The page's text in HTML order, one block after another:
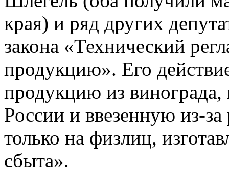
края) и ряд других
закона «Технический
продукцию». Его
продукцию из
России и ввезенную из-
только на физлиц,
сбыта».